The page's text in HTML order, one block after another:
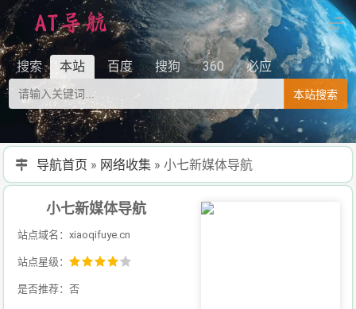
搜索 本站 百度 搜狗 360 必应
本站搜索
导航首页 » 网络收集» 小七新媒体导航
小七新媒体导航
站点域名：xiaoqifuye.cn
站点星级：
是否推荐：否